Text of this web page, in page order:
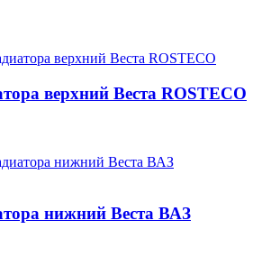
верхний Веста ROSTECO
нижний Веста ВАЗ